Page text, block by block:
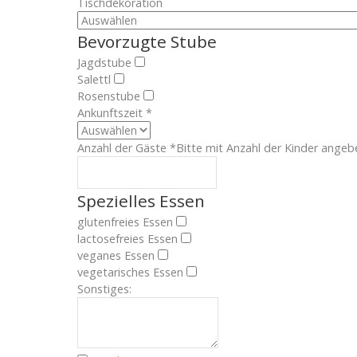
Bevorzugte Stube
Jagdstube
Salettl
Rosenstube
Ankunftszeit *
Anzahl der Gäste *Bitte mit Anzahl der Kinder
Spezielles Essen
glutenfreies Essen
lactosefreies Essen
veganes Essen
vegetarisches Essen
Sonstiges: